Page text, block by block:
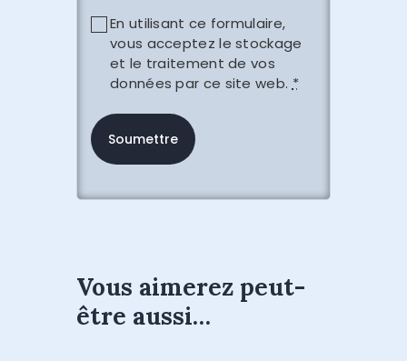
En utilisant ce formulaire,
vous acceptez le stockage
et le traitement de vos
données par ce site web. *
Vous aimerez peut-
être aussi…